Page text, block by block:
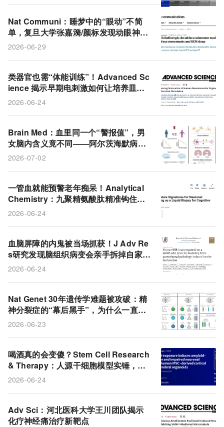
Nat Communi：睡梦中的“眼动”不简
单，复旦大学张嘉漪/颜标发现动眼神经
核同一群神经元如何用平行环路分开管
2026-06-29
类器官也需“体能训练”！Advanced Sc
ience 揭示早期电刺激如何让培养皿里
的神经肌肉组织真正走向成熟
2026-06-24
Brain Med：血里同一个“警报值”，男
女脑内含义竟不同——阿尔茨海默病标
志物解读需“分性别”
2026-07-02
一管血就能预警老年痴呆！Analytical
Chemistry：九聚精氨酸肽精准钩住脑
源性外泌体，开辟液体活检新路径
2026-06-24
血脑屏障的内鬼被当场抓获！J Adv Re
s研究发现脑组织病变会亲手拆掉自家大
门
2026-06-24
Nat Genet 30年遗传学难题被攻破：精
神分裂症的“幕后黑手”，为什么一直藏
在百万碱基之外？
2026-06-23
喝酒真的会变傻？Stem Cell Research
& Therapy：人源干细胞模型实锤，酒
精可直接诱发阿尔茨海默病样病变
2026-06-24
Adv Sci：河北医科大学王川团队揭示
化疗神经痛治疗新靶点